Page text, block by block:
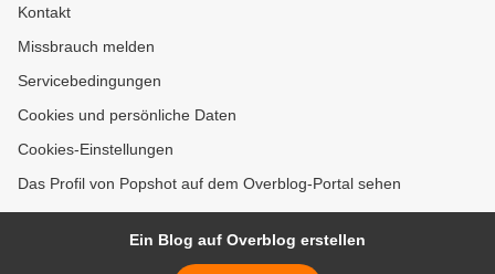
Kontakt
Missbrauch melden
Servicebedingungen
Cookies und persönliche Daten
Cookies-Einstellungen
Das Profil von Popshot auf dem Overblog-Portal sehen
Ein Blog auf Overblog erstellen